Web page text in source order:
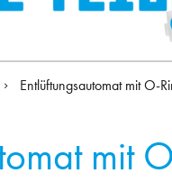
Entlüftungsautomat mit O-
mit